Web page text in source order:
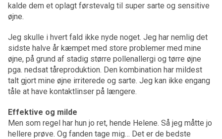
kalde dem et oplagt førstevalg til super sarte og sensitive
øjne.
Jeg skulle i hvert fald ikke nyde noget. Jeg har nemlig det
sidste halve år kæmpet med store problemer med mine
øjne, på grund af stadig større pollenallergi og tørre øjne
pga. nedsat tåreproduktion. Den kombination har mildest
talt gjort mine øjne irriterede og sarte. Jeg kan ikke engang
tåle at have kontaktlinser på længere.
Effektive og milde
Men som regel har hun jo ret, hende Helene. Så jeg måtte jo
hellere prøve. Og fanden tage mig… Det er de bedste